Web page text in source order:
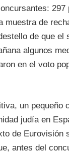
muestra de
de que el
algunos
en el voto
un pequeño
judía en
de Eurovisión
antes del